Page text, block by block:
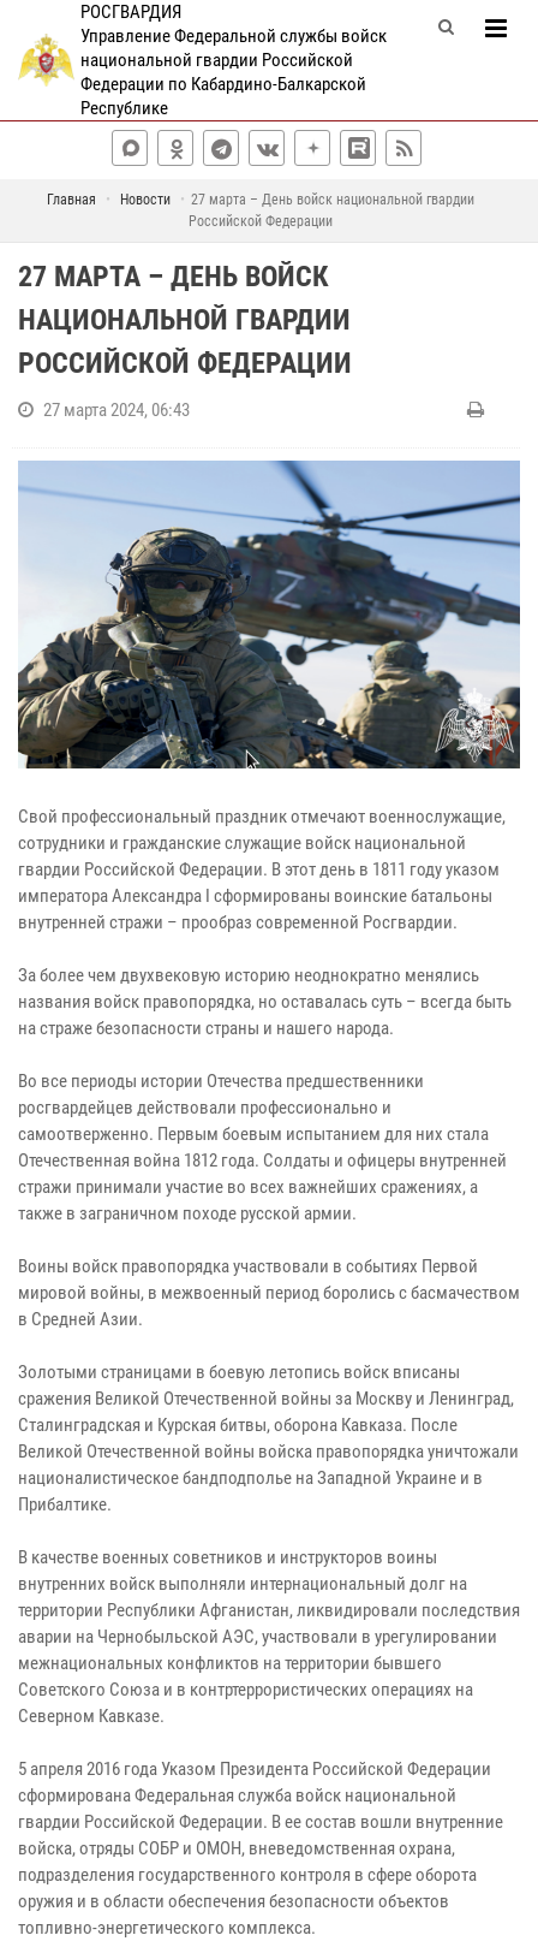
РОСГВАРДИЯ
Управление Федеральной службы войск
национальной гвардии Российской
Федерации по Кабардино-Балкарской
Республике
Главная Новости
27 марта – День войск национальной гвардии
Российской Федерации
27 МАРТА – ДЕНЬ ВОЙСК
НАЦИОНАЛЬНОЙ ГВАРДИИ
РОССИЙСКОЙ ФЕДЕРАЦИИ
27 марта 2024, 06:43
Свой профессиональный праздник отмечают военнослужащие,
сотрудники и гражданские служащие войск национальной
гвардии Российской Федерации. В этот день в 1811 году указом
императора Александра I сформированы воинские батальоны
внутренней стражи – прообраз современной Росгвардии.
За более чем двухвековую историю неоднократно менялись
названия войск правопорядка, но оставалась суть – всегда быть
на страже безопасности страны и нашего народа.
Во все периоды истории Отечества предшественники
росгвардейцев действовали профессионально и
самоотверженно. Первым боевым испытанием для них стала
Отечественная война 1812 года. Солдаты и офицеры внутренней
стражи принимали участие во всех важнейших сражениях, а
также в заграничном походе русской армии.
Воины войск правопорядка участвовали в событиях Первой
мировой войны, в межвоенный период боролись с басмачеством
в Средней Азии.
Золотыми страницами в боевую летопись войск вписаны
сражения Великой Отечественной войны за Москву и Ленинград,
Сталинградская и Курская битвы, оборона Кавказа. После
Великой Отечественной войны войска правопорядка уничтожали
националистическое бандподполье на Западной Украине и в
Прибалтике.
В качестве военных советников и инструкторов воины
внутренних войск выполняли интернациональный долг на
территории Республики Афганистан, ликвидировали последствия
аварии на Чернобыльской АЭС, участвовали в урегулировании
межнациональных конфликтов на территории бывшего
Советского Союза и в контртеррористических операциях на
Северном Кавказе.
5 апреля 2016 года Указом Президента Российской Федерации
сформирована Федеральная служба войск национальной
гвардии Российской Федерации. В ее состав вошли внутренние
войска, отряды СОБР и ОМОН, вневедомственная охрана,
подразделения государственного контроля в сфере оборота
оружия и в области обеспечения безопасности объектов
топливно-энергетического комплекса.